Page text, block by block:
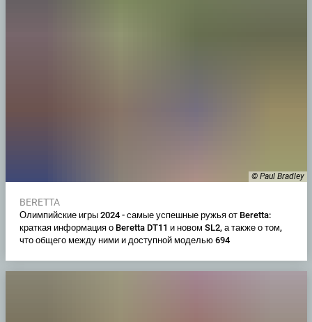
© Paul Bradley
BERETTA
Олимпийские игры 2024 - самые успешные ружья от Beretta:
краткая информация о Beretta DT11 и новом SL2, а также о том,
что общего между ними и доступной моделью 694